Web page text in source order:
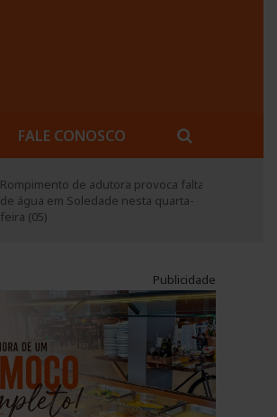
FALE CONOSCO
Secretário da Saúde participa de
reunião institucional com direção do
Hospital Frei Clemente
Publicidade